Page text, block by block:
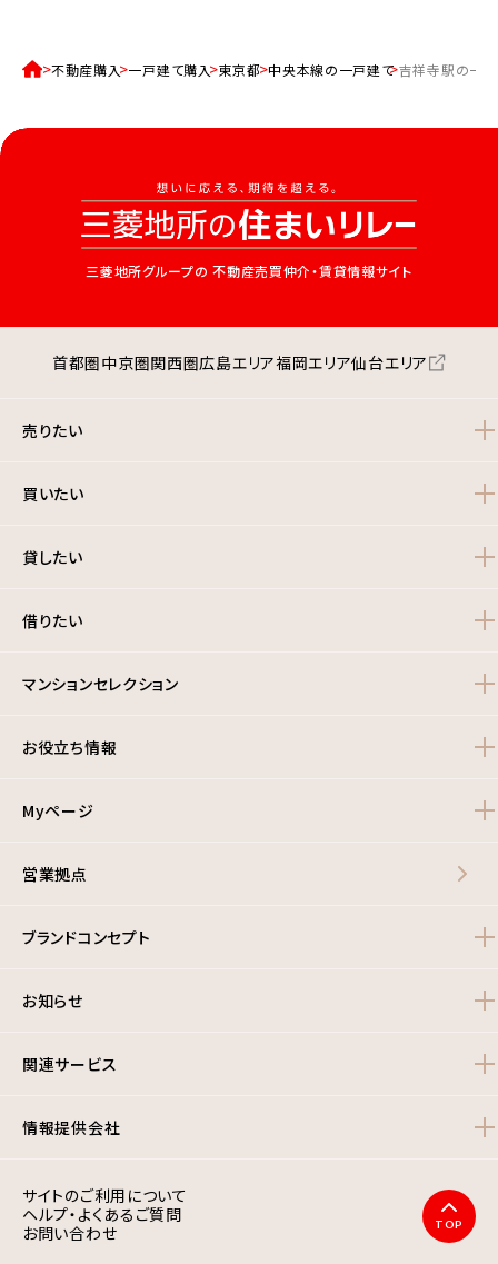
不動産購入 一戸建て購入 東京都 中央本線の一戸建て 吉祥寺駅の一
三菱地所グループの 不動産売買仲介・賃貸情報サイト
首都圏中京圏関西圏広島エリア福岡エリア仙台エリア
売りたい
買いたい
貸したい
借りたい
マンションセレクション
お役立ち情報
Myページ
営業拠点
ブランドコンセプト
お知らせ
関連サービス
情報提供会社
サイトのご利用について
ヘルプ・よくあるご質問
お問い合わせ
TOP